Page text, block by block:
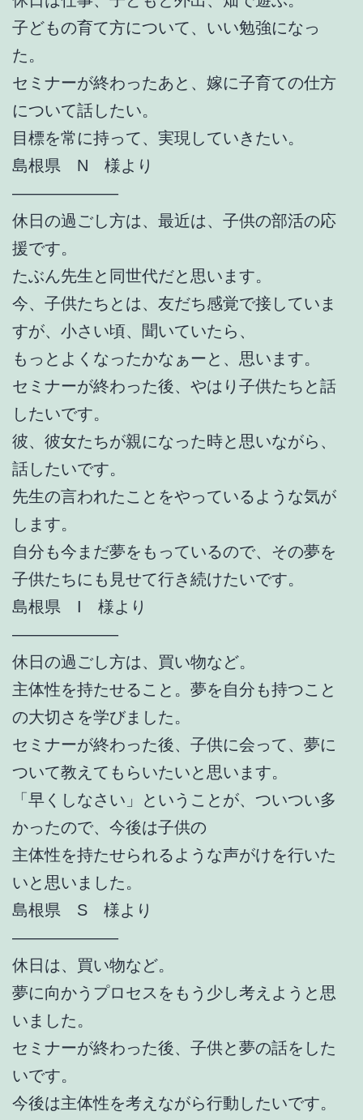
子どもの育て方について、いい勉強になっ
た。
セミナーが終わったあと、嫁に子育ての仕方
について話したい。
目標を常に持って、実現していきたい。
島根県 N 様より
——————–
休日の過ごし方は、最近は、子供の部活の応
援です。
たぶん先生と同世代だと思います。
今、子供たちとは、友だち感覚で接していま
すが、小さい頃、聞いていたら、
もっとよくなったかなぁーと、思います。
セミナーが終わった後、やはり子供たちと話
したいです。
彼、彼女たちが親になった時と思いながら、
話したいです。
先生の言われたことをやっているような気が
します。
自分も今まだ夢をもっているので、その夢を
子供たちにも見せて行き続けたいです。
島根県 I 様より
——————–
休日の過ごし方は、買い物など。
主体性を持たせること。夢を自分も持つこと
の大切さを学びました。
セミナーが終わった後、子供に会って、夢に
ついて教えてもらいたいと思います。
「早くしなさい」ということが、ついつい多
かったので、今後は子供の
主体性を持たせられるような声がけを行いた
いと思いました。
島根県 S 様より
——————–
休日は、買い物など。
夢に向かうプロセスをもう少し考えようと思
いました。
セミナーが終わった後、子供と夢の話をした
いです。
今後は主体性を考えながら行動したいです。